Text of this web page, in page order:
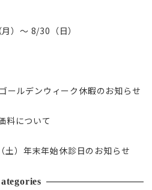
）〜 8/30（日）
ールデンウィーク休暇のお知らせ
料について
）年末年始休診日のお知らせ